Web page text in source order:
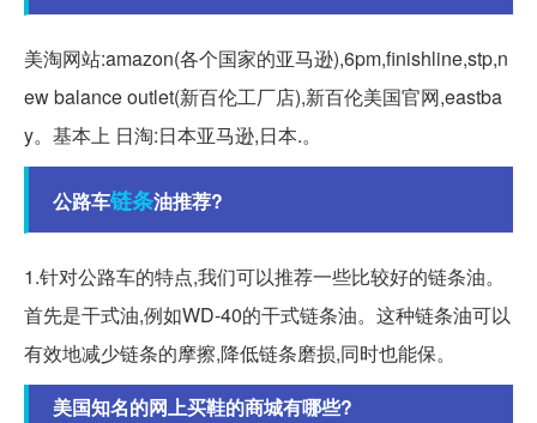
美淘网站:amazon(各个国家的亚马逊),6pm,finishline,stp,n
ew balance outlet(新百伦工厂店),新百伦美国官网,eastba
y。基本上 日淘:日本亚马逊,日本.。
公路车链条油推荐?
1.针对公路车的特点,我们可以推荐一些比较好的链条油。
首先是干式油,例如WD-40的干式链条油。这种链条油可以
有效地减少链条的摩擦,降低链条磨损,同时也能保。
美国知名的网上买鞋的商城有哪些?